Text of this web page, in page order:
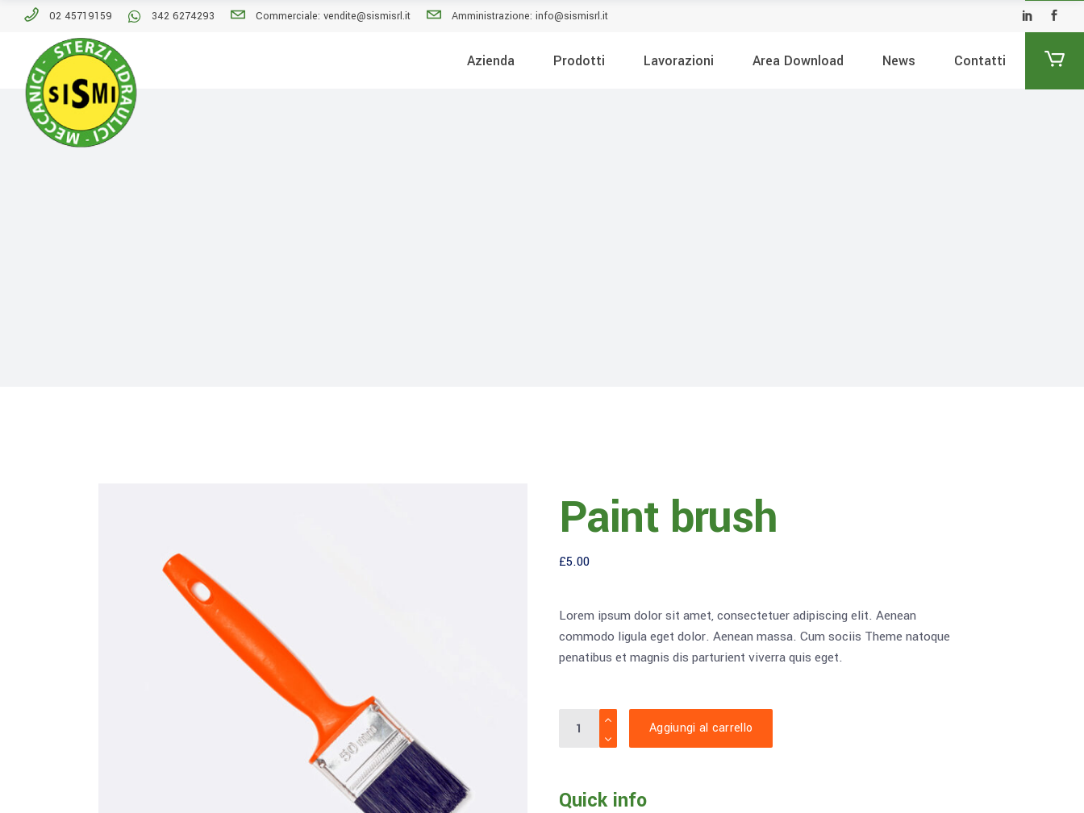
02 45719159 342 6274293 Commerciale: vendite@sismisrl.it Amministrazione: info@sismisrl.it
Azienda Prodotti Lavorazioni Area Download News Contatti
Paint brush
£5.00
Lorem ipsum dolor sit amet, consectetuer adipiscing elit. Aenean
commodo ligula eget dolor. Aenean massa. Cum sociis Theme natoque
penatibus et magnis dis parturient viverra quis eget.
Aggiungi al carrello
Quick info